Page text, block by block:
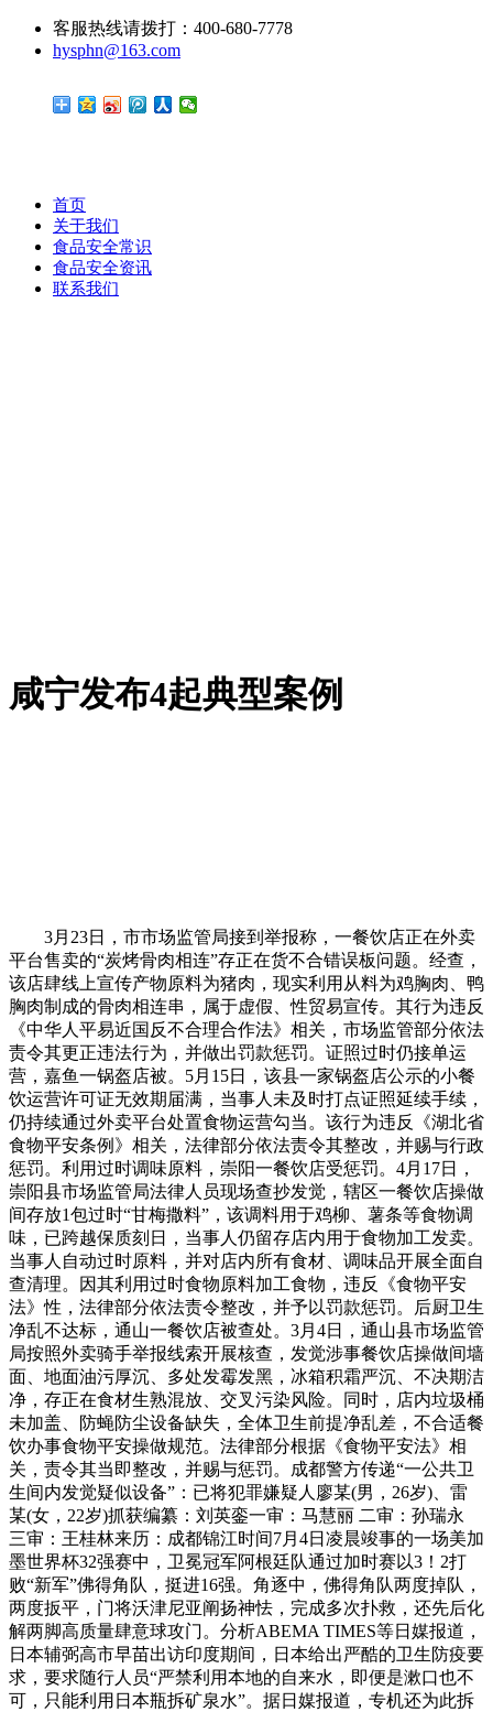
客服热线请拨打：400-680-7778
hysphn@163.com
首页
关于我们
食品安全常识
食品安全资讯
联系我们
咸宁发布4起典型案例
3月23日，市市场监管局接到举报称，一餐饮店正在外卖
平台售卖的“炭烤骨肉相连”存正在货不合错误板问题。经查，
该店肆线上宣传产物原料为猪肉，现实利用从料为鸡胸肉、鸭
胸肉制成的骨肉相连串，属于虚假、性贸易宣传。其行为违反
《中华人平易近国反不合理合作法》相关，市场监管部分依法
责令其更正违法行为，并做出罚款惩罚。证照过时仍接单运
营，嘉鱼一锅盔店被。5月15日，该县一家锅盔店公示的小餐
饮运营许可证无效期届满，当事人未及时打点证照延续手续，
仍持续通过外卖平台处置食物运营勾当。该行为违反《湖北省
食物平安条例》相关，法律部分依法责令其整改，并赐与行政
惩罚。利用过时调味原料，崇阳一餐饮店受惩罚。4月17日，
崇阳县市场监管局法律人员现场查抄发觉，辖区一餐饮店操做
间存放1包过时“甘梅撒料”，该调料用于鸡柳、薯条等食物调
味，已跨越保质刻日，当事人仍留存店内用于食物加工发卖。
当事人自动过时原料，并对店内所有食材、调味品开展全面自
查清理。因其利用过时食物原料加工食物，违反《食物平安
法》性，法律部分依法责令整改，并予以罚款惩罚。后厨卫生
净乱不达标，通山一餐饮店被查处。3月4日，通山县市场监管
局按照外卖骑手举报线索开展核查，发觉涉事餐饮店操做间墙
面、地面油污厚沉、多处发霉发黑，冰箱积霜严沉、不决期洁
净，存正在食材生熟混放、交叉污染风险。同时，店内垃圾桶
未加盖、防蝇防尘设备缺失，全体卫生前提净乱差，不合适餐
饮办事食物平安操做规范。法律部分根据《食物平安法》相
关，责令其当即整改，并赐与惩罚。成都警方传递“一公共卫
生间内发觉疑似设备”：已将犯罪嫌疑人廖某(男，26岁)、雷
某(女，22岁)抓获编纂：刘英銮一审：马慧丽 二审：孙瑞永
三审：王桂林来历：成都锦江时间7月4日凌晨竣事的一场美加
墨世界杯32强赛中，卫冕冠军阿根廷队通过加时赛以3！2打
败“新军”佛得角队，挺进16强。角逐中，佛得角队两度掉队，
两度扳平，门将沃津尼亚阐扬神怯，完成多次扑救，还先后化
解两脚高质量肆意球攻门。分析ABEMA TIMES等日媒报道，
日本辅弼高市早苗出访印度期间，日本给出严酷的卫生防疫要
求，要求随行人员“严禁利用本地的自来水，即便是漱口也不
可，只能利用日本瓶拆矿泉水”。据日媒报道，专机还为此拆